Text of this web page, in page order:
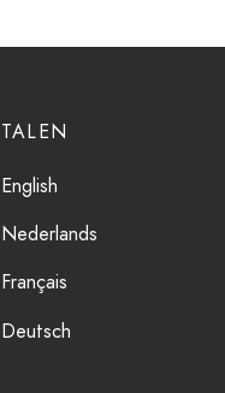
TALEN
English
Nederlands
Français
Deutsch